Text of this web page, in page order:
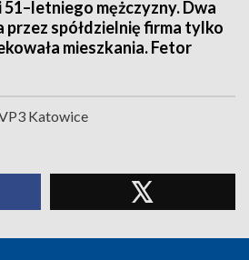
51–letniego mężczyzny. Dwa
przez spółdzielnię firma tylko
mieszkania. Fetor
Katowice